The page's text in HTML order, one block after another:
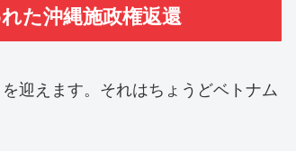
た沖縄施政権返還
迎えます。それはちょうどベトナム